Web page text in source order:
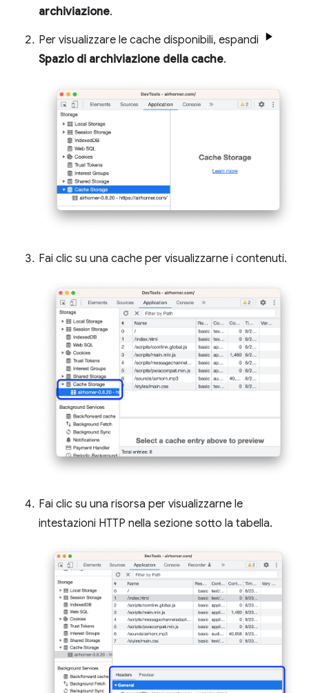
archiviazione.
Per visualizzare le cache disponibili, espandi
Spazio di archiviazione della cache.
Fai clic su una cache per visualizzarne i contenuti.
Fai clic su una risorsa per visualizzarne le
intestazioni HTTP nella sezione sotto la tabella.